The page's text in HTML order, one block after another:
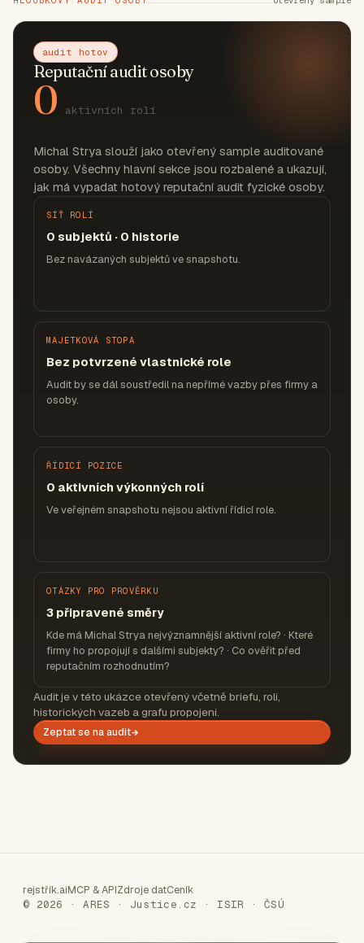
audit hotov
Reputační audit osoby
0 aktivních rolí
Michal Strya slouží jako otevřený sample auditované
osoby. Všechny hlavní sekce jsou rozbalené a ukazují,
jak má vypadat hotový reputační audit fyzické osoby.
SÍŤ ROLÍ
0 subjektů · 0 historie
Bez navázaných subjektů ve snapshotu.
MAJETKOVÁ STOPA
Bez potvrzené vlastnické role
Audit by se dál soustředil na nepřímé vazby přes firmy a
osoby.
ŘÍDICÍ POZICE
0 aktivních výkonných rolí
Ve veřejném snapshotu nejsou aktivní řídicí role.
OTÁZKY PRO PROVĚRKU
3 připravené směry
Kde má Michal Strya nejvýznamnější aktivní role? · Které
firmy ho propojují s dalšími subjekty? · Co ověřit před
reputačním rozhodnutím?
Audit je v této ukázce otevřený včetně briefu, rolí,
historických vazeb a grafu propojení.
Zeptat se na audit
rejstřík.aiMCP & APIZdroje datCeník
© 2026 · ARES · Justice.cz · ISIR · ČSÚ